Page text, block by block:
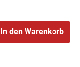
In den Warenkorb